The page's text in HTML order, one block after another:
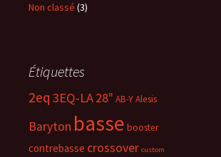
Non classé (3)
Étiquettes
2eq 3EQ-LA28" AB-YAlesis
Baryton basse booster
contrebasse crossover custom